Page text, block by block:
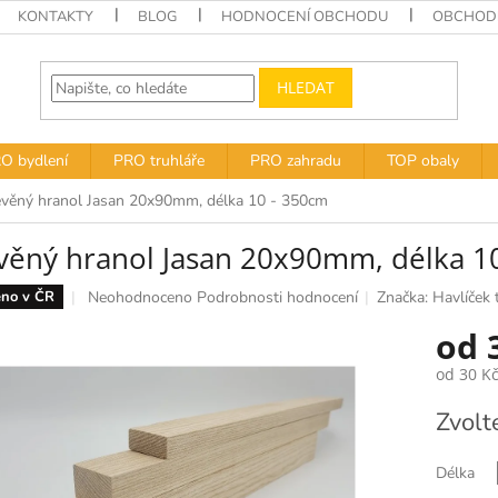
KONTAKTY BLOG HODNOCENÍ OBCHODU
HLEDAT
bydlení PRO truhláře PRO zahradu TOP obaly
hranol Jasan 20x90mm, délka 10 - 350cm
hranol Jasan 20x90mm, délka
v ČR
Průměrné
hvězdiček.
Neohodnoceno Podrobnosti hodnocení Značka: Havlíček
od
od 30 Kč
cena:
Délka